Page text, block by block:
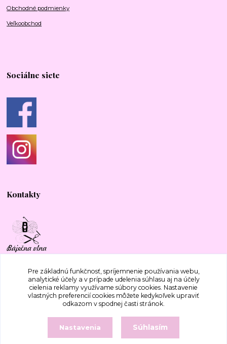
Obchodné podmienky
Veľkoobchod
Sociálne siete
Kontakty
+421 917 577 388
bajecnavlna@gmail.com
Pre základnú funkčnosť, spríjemnenie používania webu,
analytické účely a v prípade udelenia súhlasu aj na účely
cielenia reklamy využívame súbory cookies. Nastavenie
vlastných preferencií cookies môžete kedykoľvek upraviť
odkazom v spodnej časti stránok.
Nastavenia Súhlasím